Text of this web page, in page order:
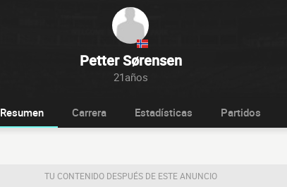
Petter Sørensen
21años
Resumen Carrera Estadísticas Partidos
TU CONTENIDO DESPUÉS DE ESTE ANUNCIO